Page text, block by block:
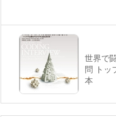
世界で
問 トッ
本